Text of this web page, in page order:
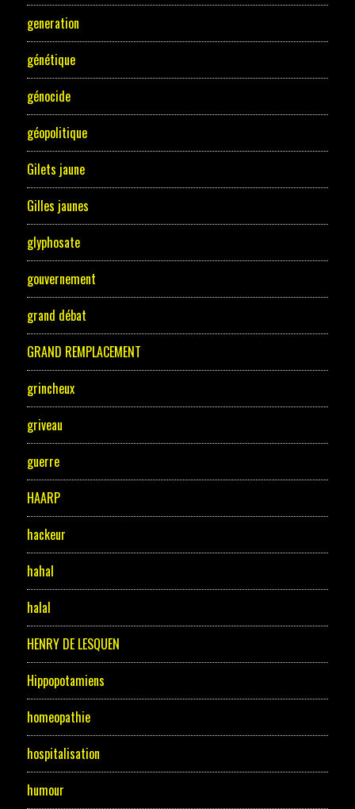
generation
génétique
génocide
géopolitique
Gilets jaune
Gilles jaunes
glyphosate
gouvernement
grand débat
GRAND REMPLACEMENT
grincheux
griveau
guerre
HAARP
hackeur
hahal
halal
HENRY DE LESQUEN
Hippopotamiens
homeopathie
hospitalisation
humour